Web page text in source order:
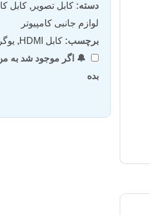
دسته: کابل تصویر , کابل
لوازم جانبی کامپیوتر
برچسب: کابل HDMI ,
🔔 اگر موجود شد به
بده